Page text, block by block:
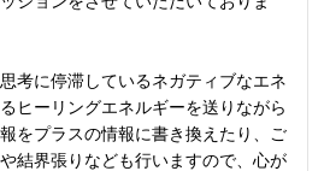
考に停滞しているネガティブなエネ
ヒーリングエネルギーを送りながら
をプラスの情報に書き換えたり、ご
結界張りなども行いますので、心が